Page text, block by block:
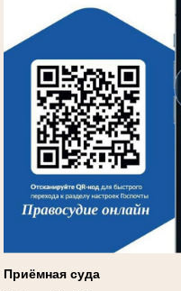
Приёмная суда